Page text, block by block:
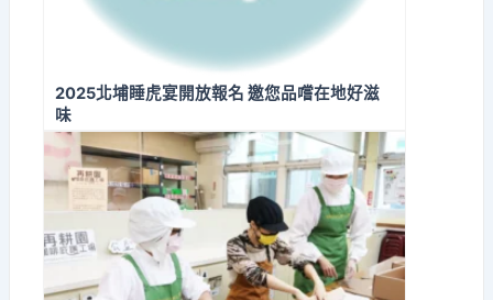
2025北埔睡虎宴開放報名 邀您品嚐在地好滋
味